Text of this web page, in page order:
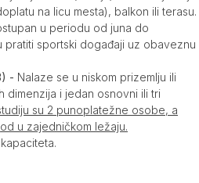
na licu mesta), balkon ili terasu.
u periodu od juna do
pratiti sportski događaji uz obaveznu
- Nalaze se u niskom prizemlju ili
dimenzija i jedan osnovni ili tri
su 2 punoplatežne osobe, a
u zajedničkom ležaju.